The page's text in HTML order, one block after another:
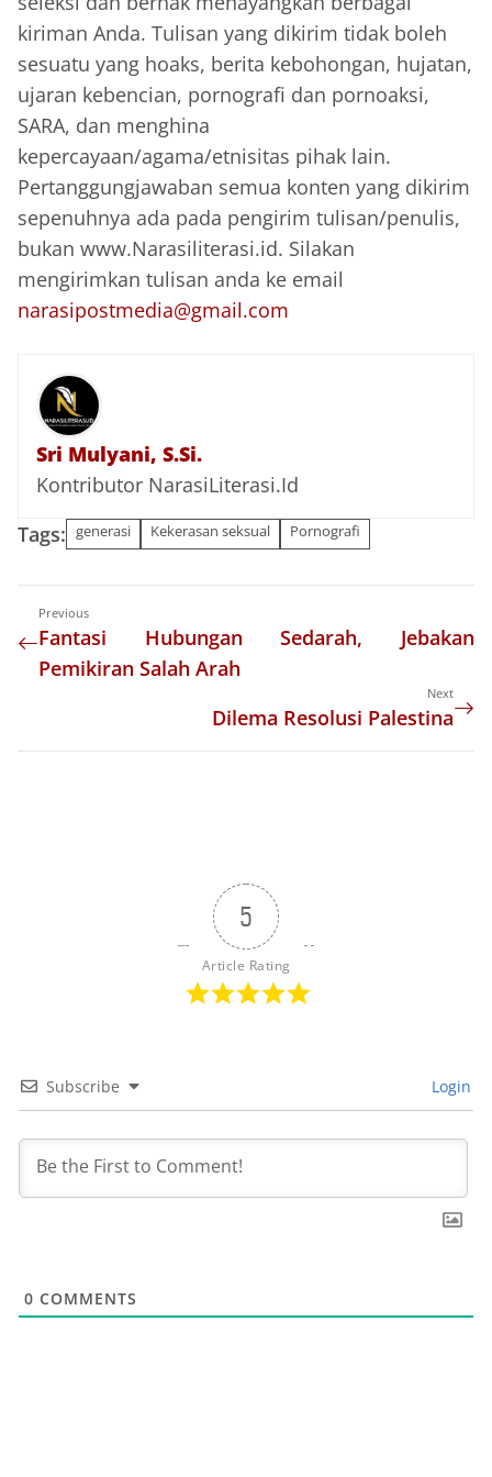
kiriman Anda. Tulisan yang dikirim tidak boleh
sesuatu yang hoaks, berita kebohongan, hujatan,
ujaran kebencian, pornografi dan pornoaksi,
SARA, dan menghina
kepercayaan/agama/etnisitas pihak lain.
Pertanggungjawaban semua konten yang dikirim
sepenuhnya ada pada pengirim tulisan/penulis,
bukan www.Narasiliterasi.id. Silakan
mengirimkan tulisan anda ke email
narasipostmedia@gmail.com
Sri Mulyani, S.Si.
Kontributor NarasiLiterasi.Id
Tags: generasi Kekerasan seksual Pornografi
Previous
Fantasi Hubungan Sedarah, Jebakan
Pemikiran Salah Arah
Next
Dilema Resolusi Palestina
5
Article Rating
Subscribe Login
0 COMMENTS